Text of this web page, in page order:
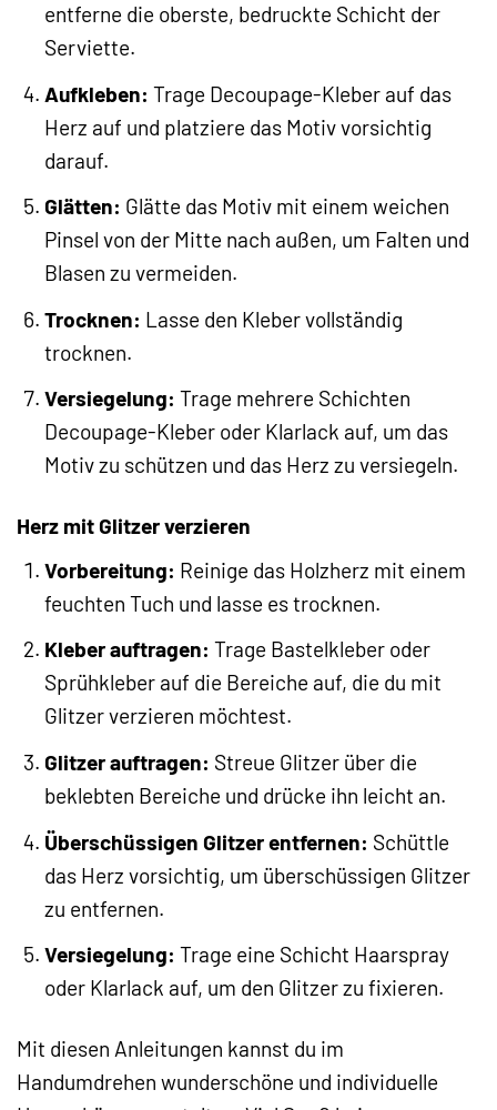
entferne die oberste, bedruckte Schicht der
Serviette.
Aufkleben: Trage Decoupage-Kleber auf das
Herz auf und platziere das Motiv vorsichtig
darauf.
Glätten: Glätte das Motiv mit einem weichen
Pinsel von der Mitte nach außen, um Falten und
Blasen zu vermeiden.
Trocknen: Lasse den Kleber vollständig
trocknen.
Versiegelung: Trage mehrere Schichten
Decoupage-Kleber oder Klarlack auf, um das
Motiv zu schützen und das Herz zu versiegeln.
Herz mit Glitzer verzieren
Vorbereitung: Reinige das Holzherz mit einem
feuchten Tuch und lasse es trocknen.
Kleber auftragen: Trage Bastelkleber oder
Sprühkleber auf die Bereiche auf, die du mit
Glitzer verzieren möchtest.
Glitzer auftragen: Streue Glitzer über die
beklebten Bereiche und drücke ihn leicht an.
Überschüssigen Glitzer entfernen: Schüttle
das Herz vorsichtig, um überschüssigen Glitzer
zu entfernen.
Versiegelung: Trage eine Schicht Haarspray
oder Klarlack auf, um den Glitzer zu fixieren.
Mit diesen Anleitungen kannst du im
Handumdrehen wunderschöne und individuelle